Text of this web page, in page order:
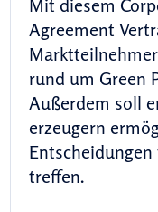
Mit diesem
Agreement
rund um Green
Außerdem soll
erzeugern
treffen.